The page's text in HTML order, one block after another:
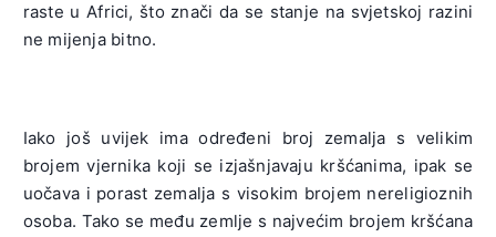
raste u Africi, što znači da se stanje na svjetskoj razini
ne mijenja bitno.
Iako još uvijek ima određeni broj zemalja s velikim
brojem vjernika koji se izjašnjavaju kršćanima, ipak se
uočava i porast zemalja s visokim brojem nereligioznih
osoba. Tako se među zemlje s najvećim brojem kršćana